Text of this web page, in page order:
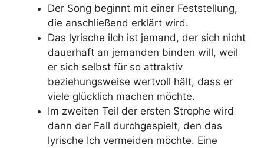
Der Song beginnt mit einer Feststellung,
die anschließend erklärt wird.
Das lyrische iIch ist jemand, der sich nicht
dauerhaft an jemanden binden will, weil
er sich selbst für so attraktiv
beziehungsweise wertvoll hält, dass er
viele glücklich machen möchte.
Im zweiten Teil der ersten Strophe wird
dann der Fall durchgespielt, den das
lyrische Ich vermeiden möchte. Eine